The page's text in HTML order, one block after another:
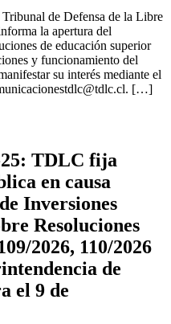
de Defensa de la Libre
la apertura del
de educación superior
y funcionamiento del
su interés mediante el
. […]
25: TDLC fija
en causa
Inversiones
Resoluciones
2026, 110/2026
de
el 9 de